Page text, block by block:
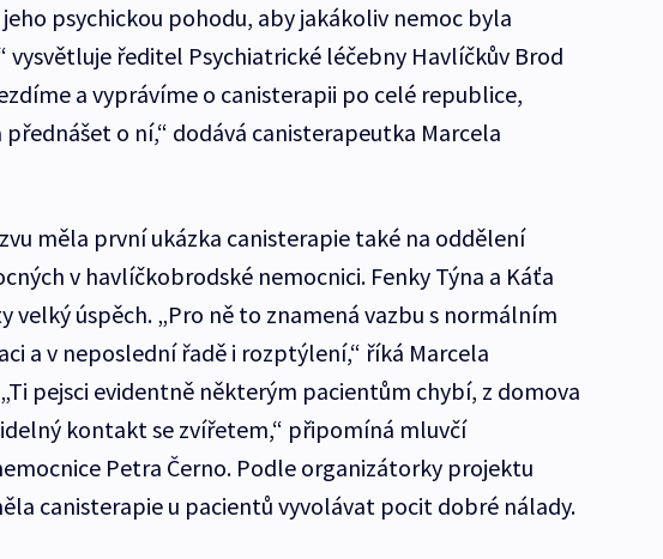
psychickou pohodu, aby jakákoliv nemoc byla
vysvětluje ředitel Psychiatrické léčebny Havlíčkův Brod
a vyprávíme o canisterapii po celé republice,
přednášet o ní,“ dodává canisterapeutka Marcela
měla první ukázka canisterapie také na oddělení
v havlíčkobrodské nemocnici. Fenky Týna a Káťa
velký úspěch. „Pro ně to znamená vazbu s normálním
a v neposlední řadě i rozptýlení,“ říká Marcela
pejsci evidentně některým pacientům chybí, z domova
kontakt se zvířetem,“ připomíná mluvčí
Petra Černo. Podle organizátorky projektu
canisterapie u pacientů vyvolávat pocit dobré nálady.